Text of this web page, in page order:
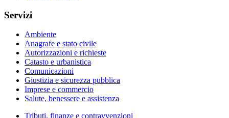
Servizi
Ambiente
Anagrafe e stato civile
Autorizzazioni e richieste
Catasto e urbanistica
Comunicazioni
Giustizia e sicurezza pubblica
Imprese e commercio
Salute, benessere e assistenza
Tributi, finanze e contravvenzioni